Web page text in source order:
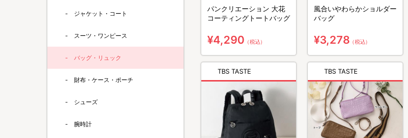
パンクリエーション 大花
コーティングトートバッグ
¥4,290 （税込）
風合いやわらかショルダー
バッグ
¥3,278 （税込）
TBS TASTE TBS TASTE
ジャケット・コート
スーツ・ワンピース
バッグ・リュック
財布・ケース・ポーチ
シューズ
腕時計